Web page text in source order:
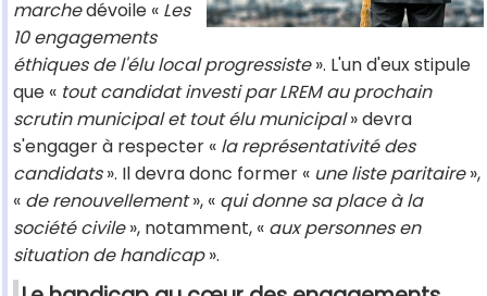
marchedévoile « Les
10 engagements
éthiques de l'élu local progressiste». L'un d'eux stipule
que « tout candidat investi par LREM au prochain
scrutin municipal et tout élu municipal» devra
s'engager à respecter « la représentativité des
candidats». Il devra donc former « une liste paritaire»,
« de renouvellement», « qui donne sa place à la
société civile», notamment, « aux personnes en
situation de handicap».